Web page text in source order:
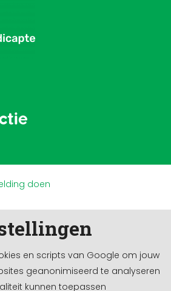
en scripts van Google om jouw
geanonimiseerd te analyseren
kunnen toepassen
doen